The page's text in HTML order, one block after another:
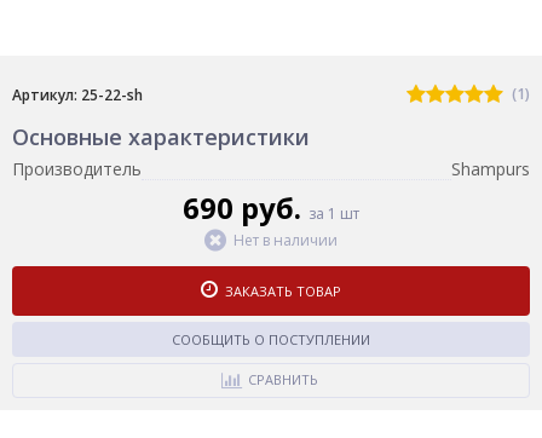
Артикул: 25-22-sh (1)
Основные характеристики
Производитель Shampurs
690 руб. за 1 шт
Нет в наличии
ЗАКАЗАТЬ ТОВАР
СООБЩИТЬ О ПОСТУПЛЕНИИ
СРАВНИТЬ